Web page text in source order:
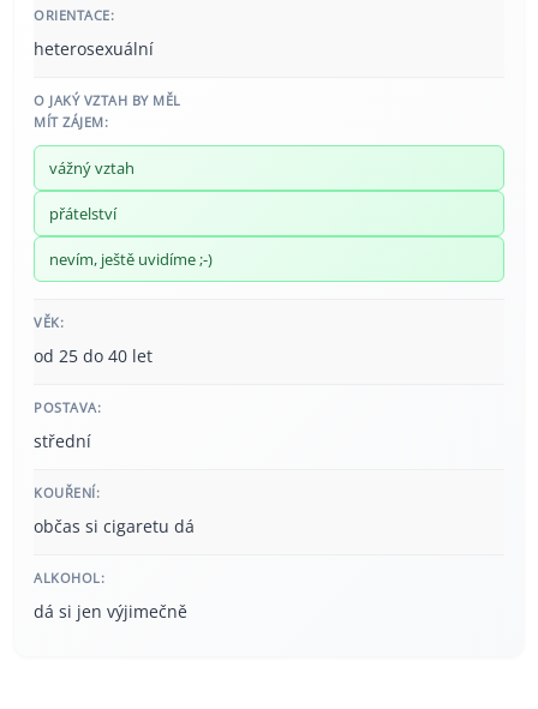
ORIENTACE:
heterosexuální
O JAKÝ VZTAH BY MĚL
MÍT ZÁJEM:
vážný vztah
přátelství
nevím, ještě uvidíme ;-)
VĚK:
od 25 do 40 let
POSTAVA:
střední
KOUŘENÍ:
občas si cigaretu dá
ALKOHOL:
dá si jen výjimečně